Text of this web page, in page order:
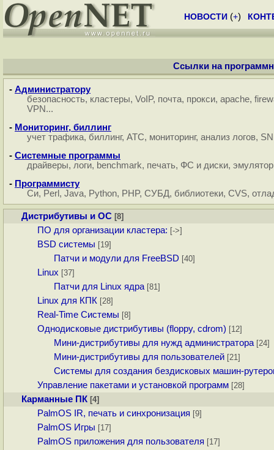
НОВОСТИ (+)
Ссылки на
- Администратору
безопасность, кластеры,VoIP, почта, прокси,apache,
VPN...
- Мониторинг, биллинг
учет трафика, биллинг,АТС, мониторинг,анализ логов,
- Системные программы
драйверы, логи, benchmark, печать, ФС и диски,
- Программисту
Си, Perl ,Java, Python, PHP,СУБД, библиотеки,CVS,
Дистрибутивы и ОС [8]
ПО для организации кластера: [->]
BSD системы [19]
Патчи и модули для FreeBSD [40]
Linux [37]
Патчи для Linux ядра [81]
Linux для КПК [28]
Real-Time Системы [8]
Однодисковые дистрибутивы (floppy, cdrom) [12]
Мини-дистрибутивы для нужд администратора [24]
Мини-дистрибутивы для пользователей [21]
Системы для создания бездисковых машин-
Управление пакетами и установкой программ [28]
Карманные ПК [4]
PalmOS IR, печать и синхронизация [9]
PalmOS Игры [17]
PalmOS приложения для пользователя [17]